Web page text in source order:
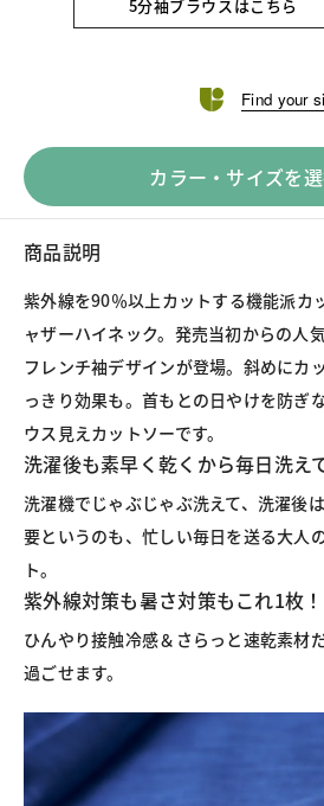
5分袖ブラウスはこちら
Find your
カラー・サイズを
商品説明
紫外線を90％以上カットする機能派カ
ャザーハイネック。発売当初からの人
フレンチ袖デザインが登場。斜めにカ
っきり効果も。首もとの日やけを防ぎ
ウス見えカットソーです。
洗濯後も素早く乾くから毎日洗え
洗濯機でじゃぶじゃぶ洗えて、洗濯後
要というのも、忙しい毎日を送る大人
ト。
紫外線対策も暑さ対策もこれ1枚！
ひんやり接触冷感＆さらっと速乾素材
過ごせます。